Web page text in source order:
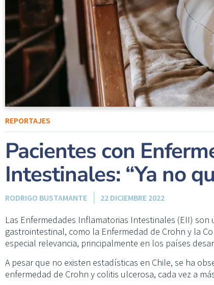
REPORTAJES
Pacientes con
Intestinales: “Ya no
RODRIGO BUSTAMANTE 22 DICIEMBRE 2022
Las Enfermedades Inflamatorias Intestinales (EII)
gastrointestinal, como la Enfermedad de Crohn y la
especial relevancia, principalmente en los países
A pesar que no existen estadísticas en Chile, se ha
enfermedad de Crohn y colitis ulcerosa, cada vez a